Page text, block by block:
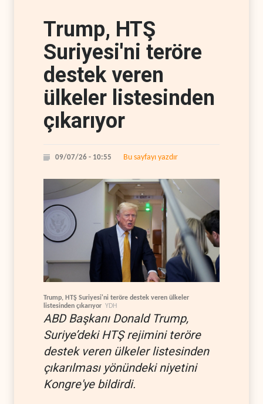
Trump, HTŞ
Suriyesi'ni teröre
destek veren
ülkeler listesinden
çıkarıyor
09/07/26 - 10:55 Bu sayfayı yazdır
Trump, HTŞ Suriyesi'ni teröre destek veren ülkeler
listesinden çıkarıyor YDH
ABD Başkanı Donald Trump,
Suriye’deki HTŞ rejimini teröre
destek veren ülkeler listesinden
çıkarılması yönündeki niyetini
Kongre'ye bildirdi.